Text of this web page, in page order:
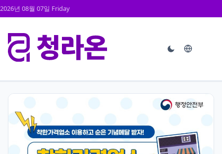
2026년 08월 07일 Friday